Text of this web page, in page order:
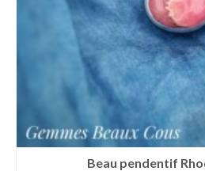
Beau pendentif